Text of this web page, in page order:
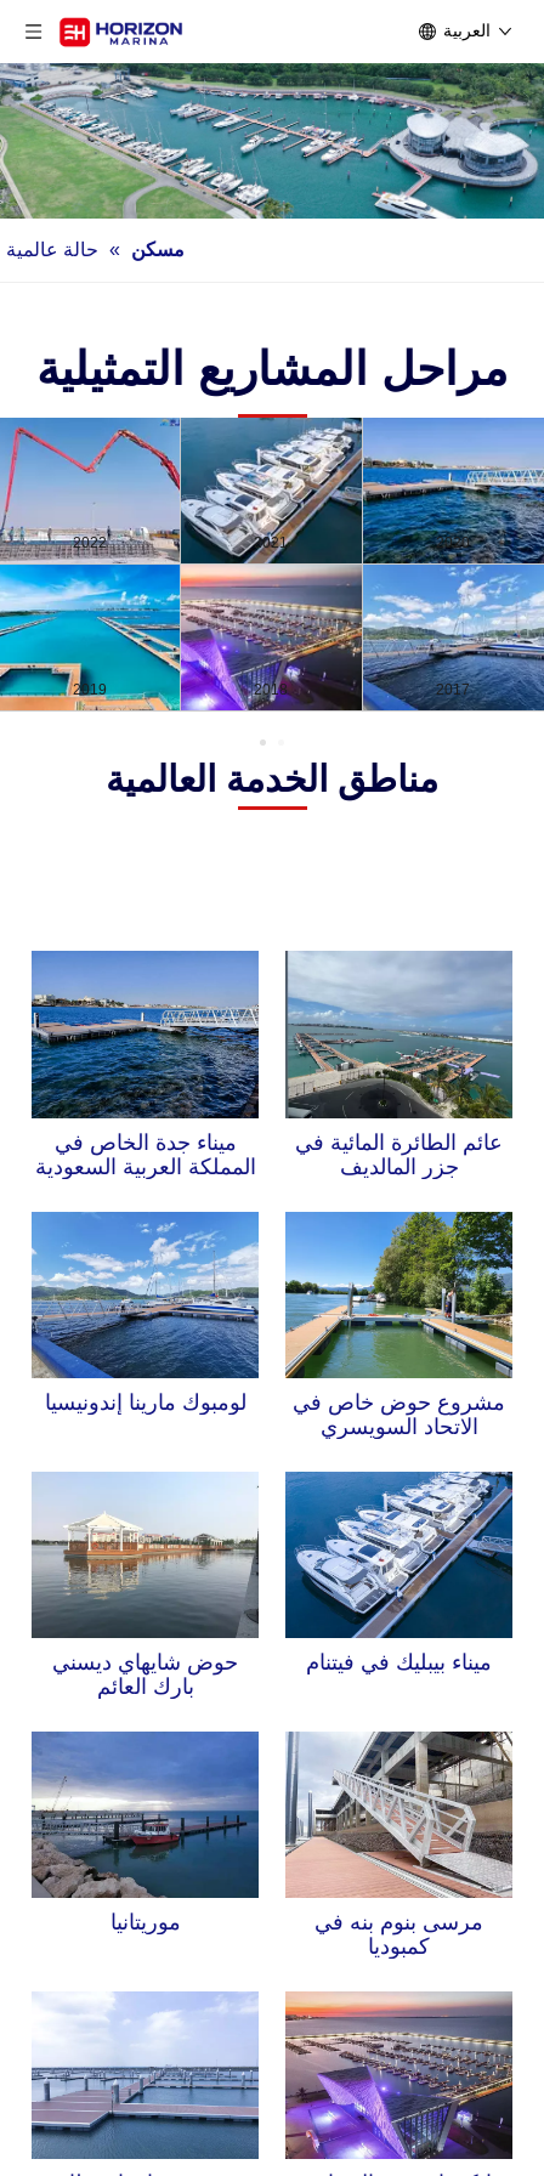
العربية
مسكن » حالة عالمية
مراحل المشاريع التمثيلية
2022 2021 2020
2019 2018 2017
مناطق الخدمة العالمية
عائم الطائرة المائية في
جزر المالديف
ميناء جدة الخاص في
المملكة العربية السعودية
مشروع حوض خاص في
الاتحاد السويسري
لومبوك مارينا إندونيسيا
ميناء بيبليك في فيتنام
حوض شايهاي ديسني
بارك العائم
مرسى بنوم بنه في
كمبوديا
موريتانيا